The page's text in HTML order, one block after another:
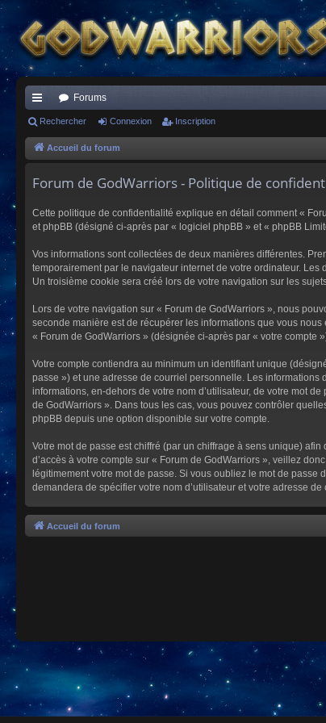
ac
co
s
Forums
Rechercher Connexion Inscription
Accueil du forum
Forum de GodWarriors - Politique de
Cette politique de confidentialité explique en détail comment «
et phpBB (désigné ci-après par « logiciel phpBB » et « phpBB
Vos informations sont collectées de deux manières différentes.
temporairement par le navigateur internet de votre ordinateur.
Un troisième cookie sera créé lors de votre navigation sur les
Lors de votre navigation sur « Forum de GodWarriors », nous
seconde manière est de récupérer les informations que vous
« Forum de GodWarriors » (désignée ci-après par « votre compte
Votre compte contiendra au minimum un identifiant unique
passe ») et une adresse de courriel personnelle. Les
informations, en-dehors de votre nom d’utilisateur, de votre mot
de GodWarriors ». Dans tous les cas, vous pouvez contrôler
phpBB depuis une option disponible sur votre compte.
Votre mot de passe est chiffré (par un chiffrage à sens unique)
d’accès à votre compte sur « Forum de GodWarriors », veillez
légitimement votre mot de passe. Si vous oubliez le mot de passe
demandera de spécifier votre nom d’utilisateur et votre adresse
Accueil du forum